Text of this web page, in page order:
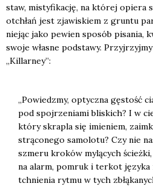
staw, misty­fi­ka­cję, na któ­rej opie­ra
otchłań jest zja­wi­skiem z grun­tu
nie­jąc jako pewien spo­sób pisa­nia,
swo­je wła­sne pod­sta­wy.
„Kil­lar­ney”:
„Powiedz­my, optycz­na gęstość
pod spoj­rze­nia­mi bli­skich? I w
któ­ry skra­pla się imie­niem,
strą­co­ne­go samo­lo­tu? Czy nie
szme­ru kro­ków mylą­cych
na alarm, pomruk i ter­kot języ­ka
tchnie­nia ryt­mu w tych